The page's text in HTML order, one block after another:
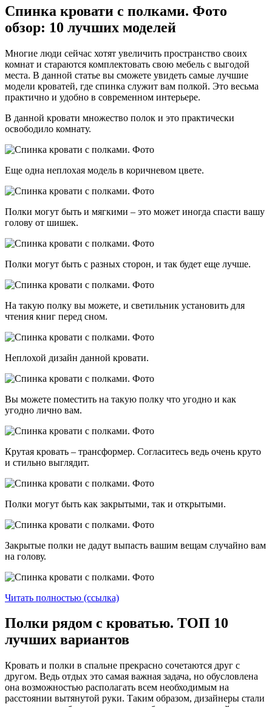
Спинка кровати с полками. Фото
обзор: 10 лучших моделей
Многие люди сейчас хотят увеличить пространство своих
комнат и стараются комплектовать свою мебель с выгодой
места. В данной статье вы сможете увидеть самые лучшие
модели кроватей, где спинка служит вам полкой. Это весьма
практично и удобно в современном интерьере.
В данной кровати множество полок и это практически
освободило комнату.
Еще одна неплохая модель в коричневом цвете.
Полки могут быть и мягкими – это может иногда спасти вашу
голову от шишек.
Полки могут быть с разных сторон, и так будет еще лучше.
На такую полку вы можете, и светильник установить для
чтения книг перед сном.
Неплохой дизайн данной кровати.
Вы можете поместить на такую полку что угодно и как
угодно лично вам.
Крутая кровать – трансформер. Согласитесь ведь очень круто
и стильно выглядит.
Полки могут быть как закрытыми, так и открытыми.
Закрытые полки не дадут выпасть вашим вещам случайно вам
на голову.
Читать полностью (ссылка)
Полки рядом с кроватью. ТОП 10
лучших вариантов
Кровать и полки в спальне прекрасно сочетаются друг с
другом. Ведь отдых это самая важная задача, но обусловлена
она возможностью располагать всем необходимым на
расстоянии вытянутой руки. Таким образом, дизайнеры стали